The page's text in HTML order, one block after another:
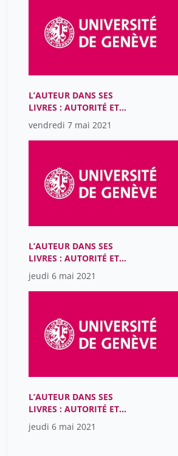
L’AUTEUR DANS SES
LIVRES : AUTORITÉ ET
MATÉRIALITÉ DANS LES
LITTÉRATURES ROMANES
DU MOYEN ÂGE (XIIIe-
vendredi 7 mai 2021
L’AUTEUR DANS SES
LIVRES : AUTORITÉ ET
MATÉRIALITÉ DANS LES
LITTÉRATURES ROMANES
DU MOYEN ÂGE (XIIIe-
jeudi 6 mai 2021
L’AUTEUR DANS SES
LIVRES : AUTORITÉ ET
MATÉRIALITÉ DANS LES
LITTÉRATURES ROMANES
jeudi 6 mai 2021